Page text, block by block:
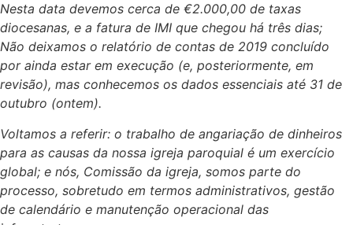
Nesta data devemos cerca de €2.000,00 de taxas
diocesanas, e a fatura de IMI que chegou há três dias;
Não deixamos o relatório de contas de 2019 concluído
por ainda estar em execução (e, posteriormente, em
revisão), mas conhecemos os dados essenciais até 31 de
outubro (ontem).
Voltamos a referir: o trabalho de angariação de dinheiros
para as causas da nossa igreja paroquial é um exercício
global; e nós, Comissão da igreja, somos parte do
processo, sobretudo em termos administrativos, gestão
de calendário e manutenção operacional das